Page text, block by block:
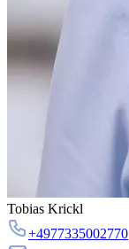
Tobias Krickl
+4977335002770